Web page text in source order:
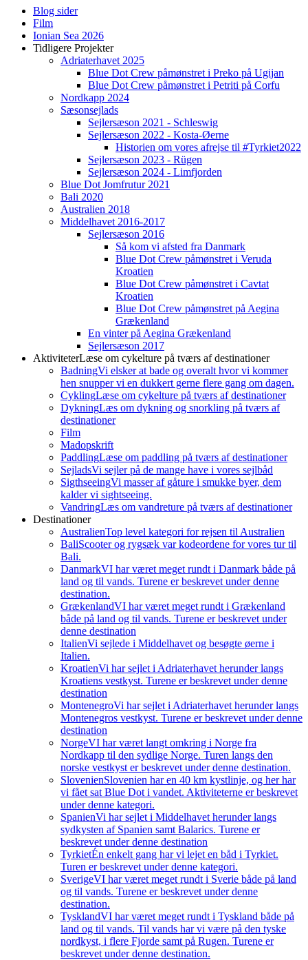
Blog sider
Film
Ionian Sea 2026
Tidligere Projekter
Adriaterhavet 2025
Blue Dot Crew påmønstret i Preko på Ugijan
Blue Dot Crew påmønstret i Petriti på Corfu
Nordkapp 2024
Sæsonsejlads
Sejlersæson 2021 - Schleswig
Sejlersæson 2022 - Kosta-Øerne
Historien om vores afrejse til #Tyrkiet2022
Sejlersæson 2023 - Rügen
Sejlersæson 2024 - Limfjorden
Blue Dot Jomfrutur 2021
Bali 2020
Australien 2018
Middelhavet 2016-2017
Sejlersæson 2016
Så kom vi afsted fra Danmark
Blue Dot Crew påmønstret i Veruda
Kroatien
Blue Dot Crew påmønstret i Cavtat
Kroatien
Blue Dot Crew påmønstret på Aegina
Grækenland
En vinter på Aegina Grækenland
Sejlersæson 2017
AktiviteterLæse om cykelture på tværs af destinationer
BadningVi elsker at bade og overalt hvor vi kommer
hen snupper vi en dukkert gerne flere gang om dagen.
CyklingLæse om cykelture på tværs af destinationer
DykningLæs om dykning og snorkling på tværs af
destinationer
Film
Madopskrift
PaddlingLæse om paddling på tværs af destinationer
SejladsVi sejler på de mange have i vores sejlbåd
SigthseeingVi masser af gåture i smukke byer, dem
kalder vi sightseeing.
VandringLæs om vandreture på tværs af destinationer
Destinationer
AustralienTop level kategori for rejsen til Australien
BaliScooter og rygsæk var kodeordene for vores tur til
Bali.
DanmarkVI har været meget rundt i Danmark både på
land og til vands. Turene er beskrevet under denne
destination.
GrækenlandVI har været meget rundt i Grækenland
både på land og til vands. Turene er beskrevet under
denne destination
ItalienVi sejlede i Middelhavet og besøgte øerne i
Italien.
KroatienVi har sejlet i Adriaterhavet herunder langs
Kroatiens vestkyst. Turene er beskrevet under denne
destination
MontenegroVi har sejlet i Adriaterhavet herunder langs
Montenegros vestkyst. Turene er beskrevet under denne
destination
NorgeVI har været langt omkring i Norge fra
Nordkapp til den sydlige Norge. Turen langs den
norske vestkyst er beskrevet under denne destination.
SlovenienSlovenien har en 40 km kystlinje, og her har
vi fået sat Blue Dot i vandet. Aktiviteterne er beskrevet
under denne kategori.
SpanienVi har sejlet i Middelhavet herunder langs
sydkysten af Spanien samt Balarics. Turene er
beskrevet under denne destination
TyrkietÉn enkelt gang har vi lejet en båd i Tyrkiet.
Turen er beskrevet under denne kategori.
SverigeVI har været meget rundt i Sverie både på land
og til vands. Turene er beskrevet under denne
destination.
TysklandVI har været meget rundt i Tyskland både på
land og til vands. Til vands har vi være på den tyske
nordkyst, i flere Fjorde samt på Rugen. Turene er
beskrevet under denne destination.